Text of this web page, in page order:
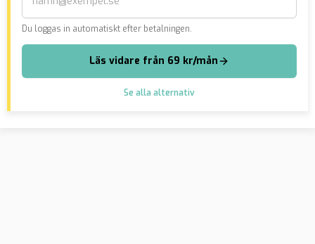
Du loggas in automatiskt efter betalningen.
Läs vidare från 69 kr/mån
Se alla alternativ